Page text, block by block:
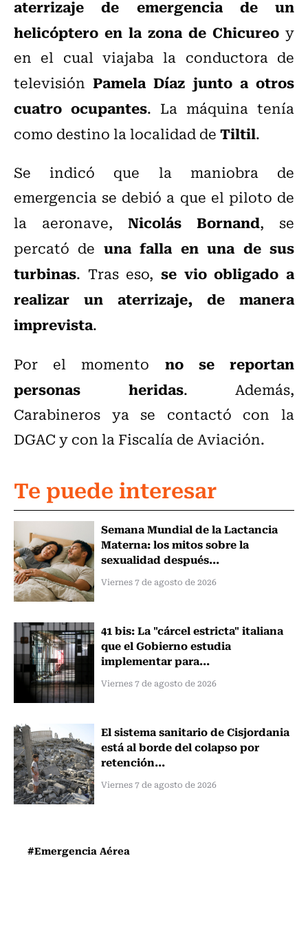
aterrizaje de emergencia de un
helicóptero en la zona de Chicureo y
en el cual viajaba la conductora de
televisiónPamela Díaz junto a otros
cuatro ocupantes. La máquina tenía
como destino la localidad deTiltil.
Se indicó que la maniobra de
emergencia se debió a que el piloto de
la aeronave, Nicolás Bornand, se
percató de una falla en una de sus
turbinas. Tras eso, se vio obligado a
realizar un aterrizaje, de manera
imprevista.
Por el momento no se reportan
personas heridas. Además,
Carabineros ya se contactó con la
DGAC y con la Fiscalía de Aviación.
Te puede interesar
Semana Mundial de la Lactancia
Materna: los mitos sobre la
sexualidad después...
Viernes 7 de agosto de 2026
41 bis: La "cárcel estricta" italiana
que el Gobierno estudia
implementar para...
Viernes 7 de agosto de 2026
El sistema sanitario de Cisjordania
está al borde del colapso por
retención...
Viernes 7 de agosto de 2026
#Emergencia Aérea